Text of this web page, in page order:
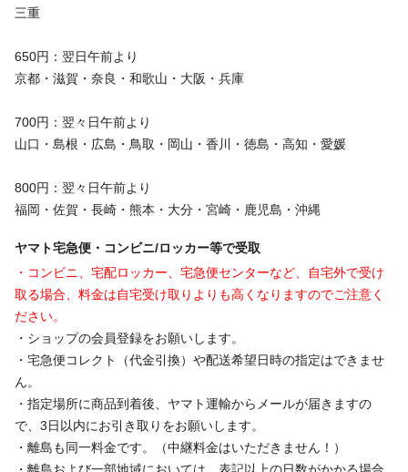
三重
650円：翌日午前より
京都・滋賀・奈良・和歌山・大阪・兵庫
700円：翌々日午前より
山口・島根・広島・鳥取・岡山・香川・徳島・高知・愛媛
800円：翌々日午前より
福岡・佐賀・長崎・熊本・大分・宮崎・鹿児島・沖縄
ヤマト宅急便・コンビニ/ロッカー等で受取
・コンビニ、宅配ロッカー、宅急便センターなど、自宅外で受け
取る場合、料金は自宅受け取りよりも高くなりますのでご注意く
ださい。
・ショップの会員登録をお願いします。
・宅急便コレクト（代金引換）や配送希望日時の指定はできませ
ん。
・指定場所に商品到着後、ヤマト運輸からメールが届きますの
で、3日以内にお引き取りをお願いします。
・離島も同一料金です。（中継料金はいただきません！）